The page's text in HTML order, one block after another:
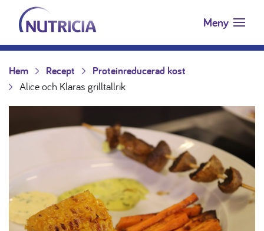
Hoppa till innehåll
Nutricia.se Meny
Hem Recept
Proteinreducerad kost
Alice och Klaras grilltallrik